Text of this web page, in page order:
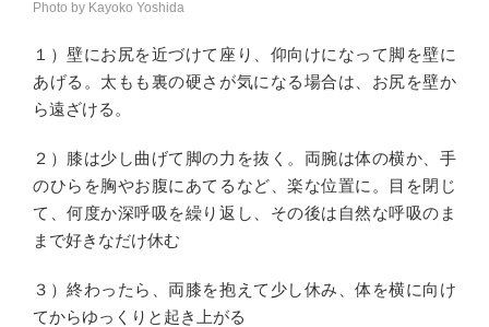
Photo by Kayoko Yoshida
１）壁にお尻を近づけて座り、仰向けになって脚を壁に
あげる。太もも裏の硬さが気になる場合は、お尻を壁か
ら遠ざける。
２）膝は少し曲げて脚の力を抜く。両腕は体の横か、手
のひらを胸やお腹にあてるなど、楽な位置に。目を閉じ
て、何度か深呼吸を繰り返し、その後は自然な呼吸のま
まで好きなだけ休む
３）終わったら、両膝を抱えて少し休み、体を横に向け
てからゆっくりと起き上がる